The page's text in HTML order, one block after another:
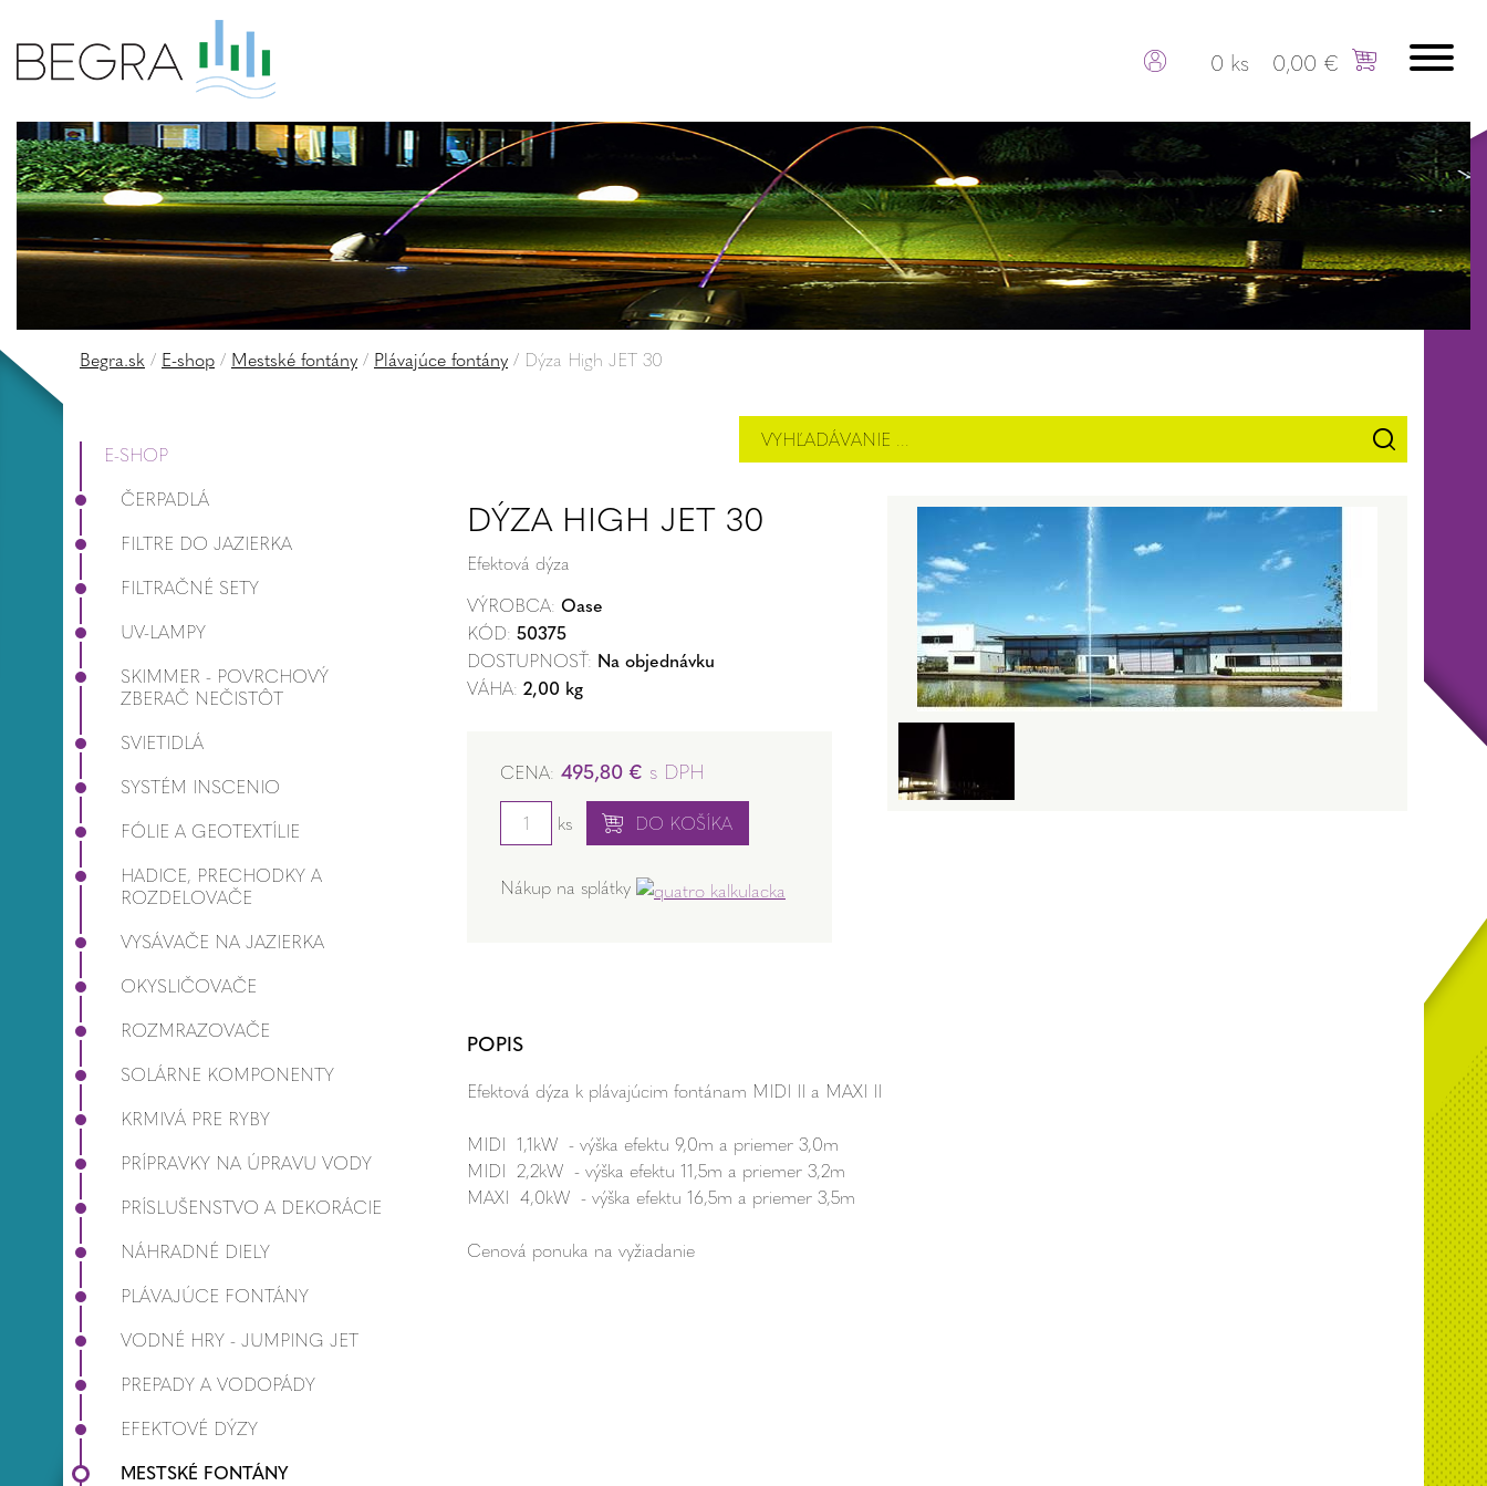
0 ks 0,00 €
Begra.sk / E-shop / Mestské fontány / Plávajúce fontány / Dýza High JET 30
DÝZA HIGH JET 30
Efektová dýza
VÝROBCA: Oase
KÓD: 50375
DOSTUPNOSŤ: Na objednávku
VÁHA: 2,00 kg
CENA: 495,80 € s DPH
ks DO KOŠÍKA
Nákup na splátky
POPIS
Efektová dýza k plávajúcim fontánam MIDI II a MAXI II
MIDI 1,1kW - výška efektu 9,0m a priemer 3,0m
MIDI 2,2kW - výška efektu 11,5m a priemer 3,2m
MAXI 4,0kW - výška efektu 16,5m a priemer 3,5m
Cenová ponuka na vyžiadanie
E-SHOP
ČERPADLÁ
FILTRE DO JAZIERKA
FILTRAČNÉ SETY
UV-LAMPY
SKIMMER - POVRCHOVÝ
ZBERAČ NEČISTÔT
SVIETIDLÁ
SYSTÉM INSCENIO
FÓLIE A GEOTEXTÍLIE
HADICE, PRECHODKY A
ROZDELOVAČE
VYSÁVAČE NA JAZIERKA
OKYSLIČOVAČE
ROZMRAZOVAČE
SOLÁRNE KOMPONENTY
KRMIVÁ PRE RYBY
PRÍPRAVKY NA ÚPRAVU VODY
PRÍSLUŠENSTVO A DEKORÁCIE
NÁHRADNÉ DIELY
PLÁVAJÚCE FONTÁNY
VODNÉ HRY - JUMPING JET
PREPADY A VODOPÁDY
EFEKTOVÉ DÝZY
MESTSKÉ FONTÁNY